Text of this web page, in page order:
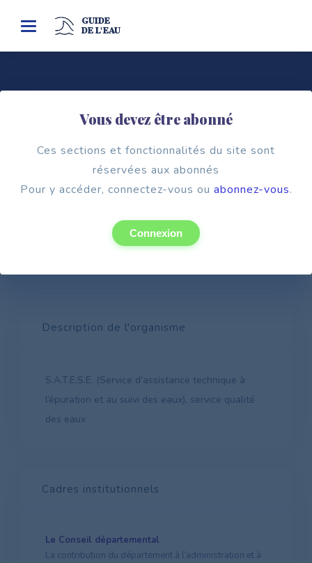
Vous devez être abonné
Ces sections et fonctionnalités du site sont
réservées aux abonnés
Pour y accéder, connectez-vous ou abonnez-vous.
Connexion
Toggle
GUIDE
DE L'EAU
Pouvoir public
CONSEIL DÉPARTEMENTAL DE LA
MANCHE
Manche (50)
Description de l'organisme
S.A.T.E.S.E. (Service d’assistance technique à
l’épuration et au suivi des eaux), service qualité
des eaux
Cadres institutionnels
Le Conseil départemental
La contribution du département à l’administration et à